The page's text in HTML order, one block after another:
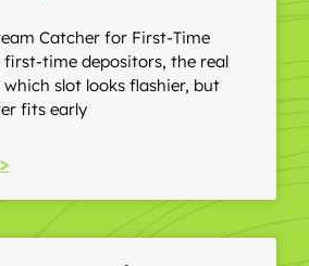
Catcher for First-Time
first-time depositors, the real
slot looks flashier, but
fits early